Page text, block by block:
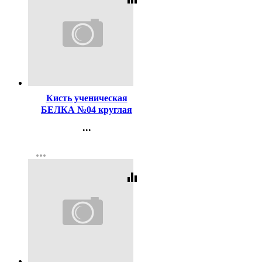
Кисть ученическая
БЕЛКА №04 круглая
...
Регистрация
more_horiz
equalizer